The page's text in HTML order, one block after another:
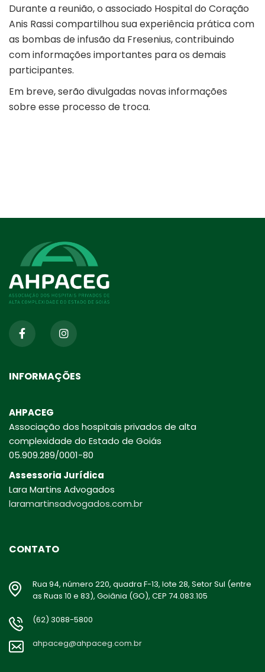
Durante a reunião, o associado Hospital do Coração
Anis Rassi compartilhou sua experiência prática com
as bombas de infusão da Fresenius, contribuindo
com informações importantes para os demais
participantes.
Em breve, serão divulgadas novas informações
sobre esse processo de troca.
INFORMAÇÕES
AHPACEG
Associação dos hospitais privados de alta
complexidade do Estado de Goiás
05.909.289/0001-80
Assessoria Jurídica
Lara Martins Advogados
laramartinsadvogados.com.br
CONTATO
Rua 94, número 220, quadra F-13, lote 28, Setor Sul (entre
as Ruas 10 e 83), Goiânia (GO), CEP 74.083.105
(62) 3088-5800
ahpaceg@ahpaceg.com.br